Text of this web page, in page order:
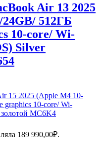
Air 13 2025
512ГБ
10-core/ Wi-
Silver
189 990,00₽.